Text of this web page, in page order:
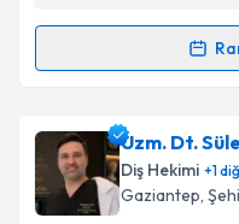
Randevu
Uzm. Dr. Dt.
talebi oluşturun. Size
için bir takvim
bilgilendireceğiz.
Uzm. Dt.
Diş Hekimi +1
Gaziantep,